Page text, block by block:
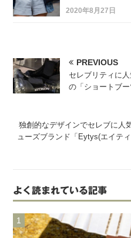
2020年8月27日
PREVIOUS
セレブリティに
の「ショートブー
独創的なデザインでセレブに人
ューズブランド「Eytys(エイテ
よく読まれている記事